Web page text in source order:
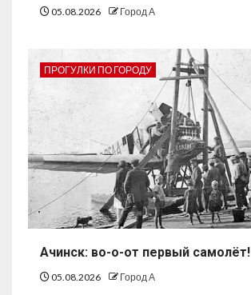
05.08.2026 Город А
ПРОГУЛКИ ПО ГОРОДУ
Ачинск: во-о-от первый самолёт!
05.08.2026 Город А